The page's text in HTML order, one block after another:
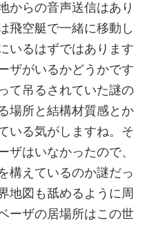
からの音声送信はあり
飛空艇で一緒に移動し
いるはずではあります
ザがいるかどうかです
て吊るされていた謎の
場所と結構材質感とか
いる気がしますね。そ
ザはいなかったので、
構えているのか謎だっ
地図も舐めるように周
ーザの居場所はこの世